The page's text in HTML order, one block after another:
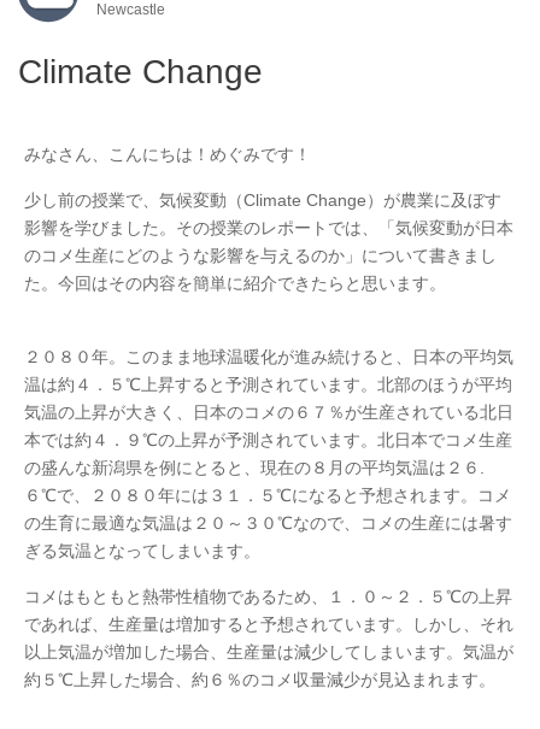
Newcastle
Climate Change
みなさん、こんにちは！めぐみです！
少し前の授業で、気候変動（Climate Change）が農業に及ぼす
影響を学びました。その授業のレポートでは、「気候変動が日本
のコメ生産にどのような影響を与えるのか」について書きまし
た。今回はその内容を簡単に紹介できたらと思います。
２０８０年。このまま地球温暖化が進み続けると、日本の平均気
温は約４．５℃上昇すると予測されています。北部のほうが平均
気温の上昇が大きく、日本のコメの６７％が生産されている北日
本では約４．９℃の上昇が予測されています。北日本でコメ生産
の盛んな新潟県を例にとると、現在の８月の平均気温は２６.
６℃で、２０８０年には３１．５℃になると予想されます。コメ
の生育に最適な気温は２０～３０℃なので、コメの生産には暑す
ぎる気温となってしまいます。
コメはもともと熱帯性植物であるため、１．０～２．５℃の上昇
であれば、生産量は増加すると予想されています。しかし、それ
以上気温が増加した場合、生産量は減少してしまいます。気温が
約５℃上昇した場合、約６％のコメ収量減少が見込まれます。